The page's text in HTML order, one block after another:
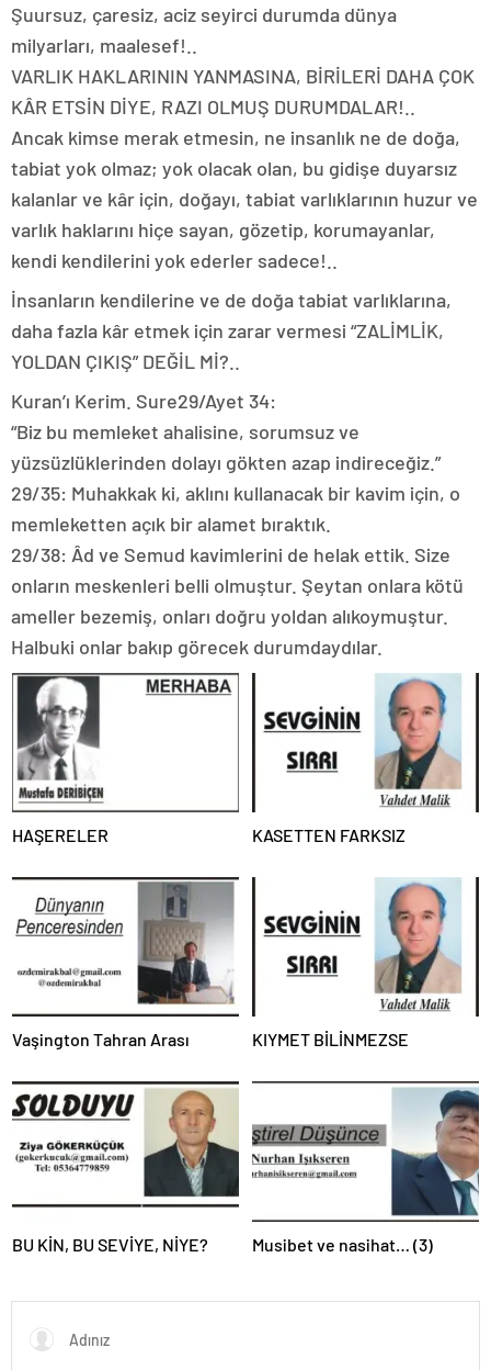
Şuursuz, çaresiz, aciz seyirci durumda dünya
milyarları, maalesef!..
VARLIK HAKLARININ YANMASINA, BİRİLERİ DAHA ÇOK
KÂR ETSİN DİYE, RAZI OLMUŞ DURUMDALAR!..
Ancak kimse merak etmesin, ne insanlık ne de doğa,
tabiat yok olmaz; yok olacak olan, bu gidişe duyarsız
kalanlar ve kâr için, doğayı, tabiat varlıklarının huzur ve
varlık haklarını hiçe sayan, gözetip, korumayanlar,
kendi kendilerini yok ederler sadece!..
İnsanların kendilerine ve de doğa tabiat varlıklarına,
daha fazla kâr etmek için zarar vermesi “ZALİMLİK,
YOLDAN ÇIKIŞ” DEĞİL Mİ?..
Kuran’ı Kerim. Sure29/Ayet 34:
“Biz bu memleket ahalisine, sorumsuz ve
yüzsüzlüklerinden dolayı gökten azap indireceğiz.”
29/35: Muhakkak ki, aklını kullanacak bir kavim için, o
memleketten açık bir alamet bıraktık.
29/38: Âd ve Semud kavimlerini de helak ettik. Size
onların meskenleri belli olmuştur. Şeytan onlara kötü
ameller bezemiş, onları doğru yoldan alıkoymuştur.
Halbuki onlar bakıp görecek durumdaydılar.
HAŞERELER KASETTEN FARKSIZ
Vaşington Tahran Arası KIYMET BİLİNMEZSE
BU KİN, BU SEVİYE, NİYE? Musibet ve nasihat… (3)